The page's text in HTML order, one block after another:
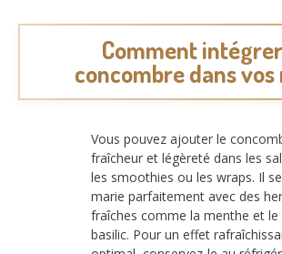
Comment
concombre dans vos
Vous pouvez ajouter le
fraîcheur et légèreté dans les
les smoothies ou les wraps. Il se
marie parfaitement avec des
fraîches comme la menthe et le
basilic. Pour un effet